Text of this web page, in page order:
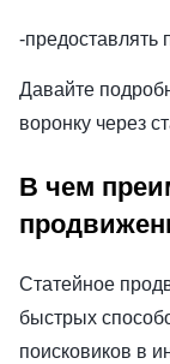
-предоставлять
Давайте
воронку через
В чем
Статейное
быстрых
поисковиков в